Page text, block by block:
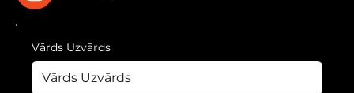
Vārds Uzvārds